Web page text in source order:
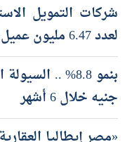
لعدد 6.47 مليون عميل
جنيه خلال 6 أشهر